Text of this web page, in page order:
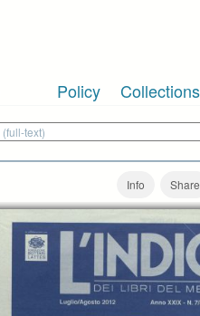
Policy Collections
Info Share